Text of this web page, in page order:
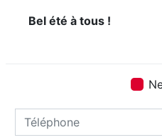
Bel été à tous !